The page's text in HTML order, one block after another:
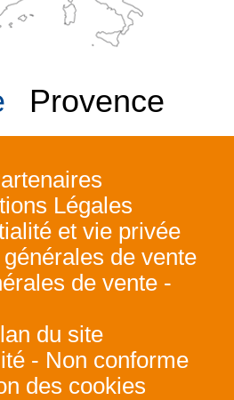
Provence
Légales
et vie privée
de vente
de vente -
du site
- Non conforme
des cookies